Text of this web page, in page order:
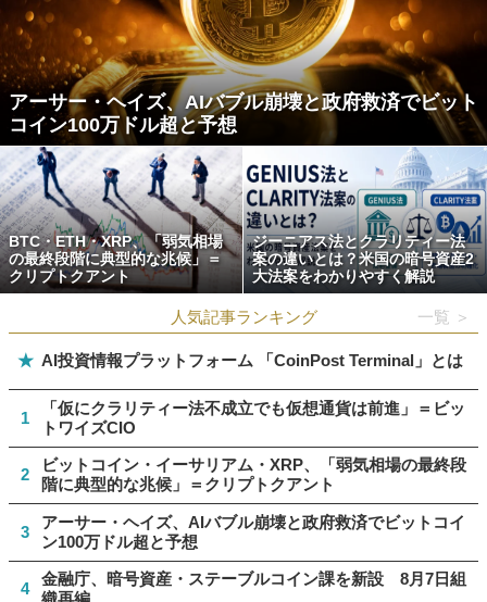
アーサー・ヘイズ、AIバブル崩壊と政府救済でビット
コイン100万ドル超と予想
BTC・ETH・XRP、「弱気相場
の最終段階に典型的な兆候」＝
クリプトクアント
ジーニアス法とクラリティー法
案の違いとは？米国の暗号資産2
大法案をわかりやすく解説
人気記事ランキング 一覧 ＞
★ AI投資情報プラットフォーム 「CoinPost Terminal」とは
1
「仮にクラリティー法不成立でも仮想通貨は前進」＝ビッ
トワイズCIO
2
ビットコイン・イーサリアム・XRP、「弱気相場の最終段
階に典型的な兆候」＝クリプトクアント
3
アーサー・ヘイズ、AIバブル崩壊と政府救済でビットコイ
ン100万ドル超と予想
4
金融庁、暗号資産・ステーブルコイン課を新設 8月7日組